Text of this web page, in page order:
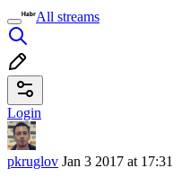
All streams
Login
pkruglov Jan 3 2017 at 17:31